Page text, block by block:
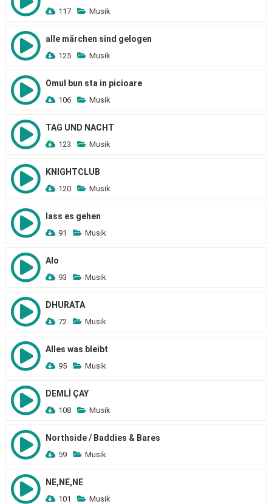
117 Musik
alle märchen sind gelogen
125 Musik
Omul bun sta in picioare
106 Musik
TAG UND NACHT
123 Musik
KNIGHTCLUB
120 Musik
lass es gehen
91 Musik
Alo
93 Musik
DHURATA
72 Musik
Alles was bleibt
95 Musik
DEMLİ ÇAY
108 Musik
Northside / Baddies & Bares
59 Musik
NE,NE,NE
101 Musik